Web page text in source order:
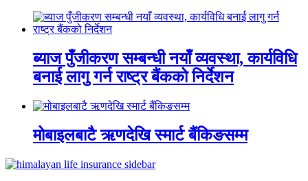
ब्याज पुँजीकरण सम्बन्धी नयाँ व्यवस्था, कार्यविधि
बनाई लागु गर्न राष्ट्र बैंकको निर्देशन
मोबाइलबाटै ऋणदेखि स्मार्ट बैंकिङसम्म